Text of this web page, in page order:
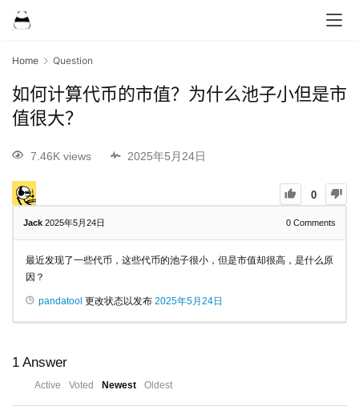
Home Question
如何计算代币的市值？为什么池子小但是市
值很大？
7.46K views 2025年5月24日
0
Jack 2025年5月24日 0 Comments
最近发现了一些代币，这些代币的池子很小，但是市值却很高，是什么原
因？
pandatool 更改状态以发布 2025年5月24日
1 Answer
Active Voted Newest Oldest